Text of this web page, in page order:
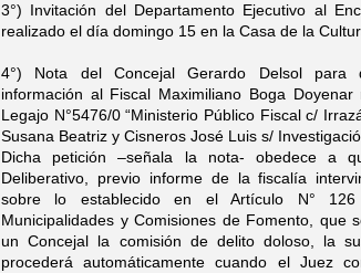
3°) Invitación del Departamento Ejecutivo al
realizado el día domingo 15 en la Casa de la
4°) Nota del Concejal Gerardo Delsol para
información al Fiscal Maximiliano Boga
Legajo N°5476/0 “Ministerio Público Fiscal c/
Susana Beatriz y Cisneros José Luis s/
Dicha petición –señala la nota- obedece a
Deliberativo, previo informe de la fiscalía
sobre lo establecido en el Artículo N°
Municipalidades y Comisiones de Fomento, que
un Concejal la comisión de delito doloso, la
procederá automáticamente cuando el Juez